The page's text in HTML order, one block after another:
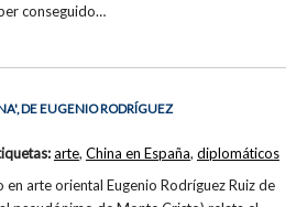
conseguido…
DE EUGENIO RODRÍGUEZ
arte oriental Eugenio Rodríguez Ruiz de
arte, China en España, diplomáticos